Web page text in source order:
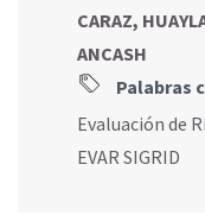
CARAZ,
ANCASH
Palabras
Evaluación de
EVAR SIGRID